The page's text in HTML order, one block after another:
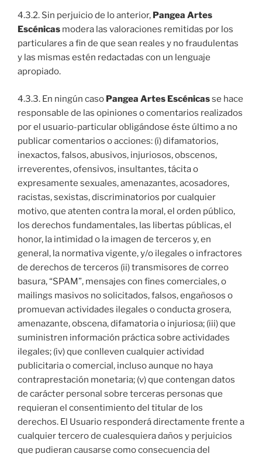
4.3.2. Sin perjuicio de lo anterior, Pangea Artes
Escénicas modera las valoraciones remitidas por los
particulares a fin de que sean reales y no fraudulentas
y las mismas estén redactadas con un lenguaje
apropiado.
4.3.3. En ningún caso Pangea Artes Escénicasse hace
responsable de las opiniones o comentarios realizados
por el usuario-particular obligándose éste último a no
publicar comentarios o acciones: (i) difamatorios,
inexactos, falsos, abusivos, injuriosos, obscenos,
irreverentes, ofensivos, insultantes, tácita o
expresamente sexuales, amenazantes, acosadores,
racistas, sexistas, discriminatorios por cualquier
motivo, que atenten contra la moral, el orden público,
los derechos fundamentales, las libertas públicas, el
honor, la intimidad o la imagen de terceros y, en
general, la normativa vigente, y/o ilegales o infractores
de derechos de terceros (ii) transmisores de correo
basura, “SPAM”, mensajes con fines comerciales, o
mailings masivos no solicitados, falsos, engañosos o
promuevan actividades ilegales o conducta grosera,
amenazante, obscena, difamatoria o injuriosa; (iii) que
suministren información práctica sobre actividades
ilegales; (iv) que conlleven cualquier actividad
publicitaria o comercial, incluso aunque no haya
contraprestación monetaria; (v) que contengan datos
de carácter personal sobre terceras personas que
requieran el consentimiento del titular de los
derechos. El Usuario responderá directamente frente a
cualquier tercero de cualesquiera daños y perjuicios
que pudieran causarse como consecuencia del